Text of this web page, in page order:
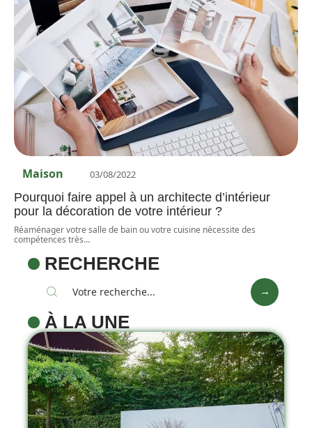
Maison 03/08/2022
Pourquoi faire appel à un architecte d’intérieur
pour la décoration de votre intérieur ?
Réaménager votre salle de bain ou votre cuisine nécessite des
compétences très…
RECHERCHE
À LA UNE